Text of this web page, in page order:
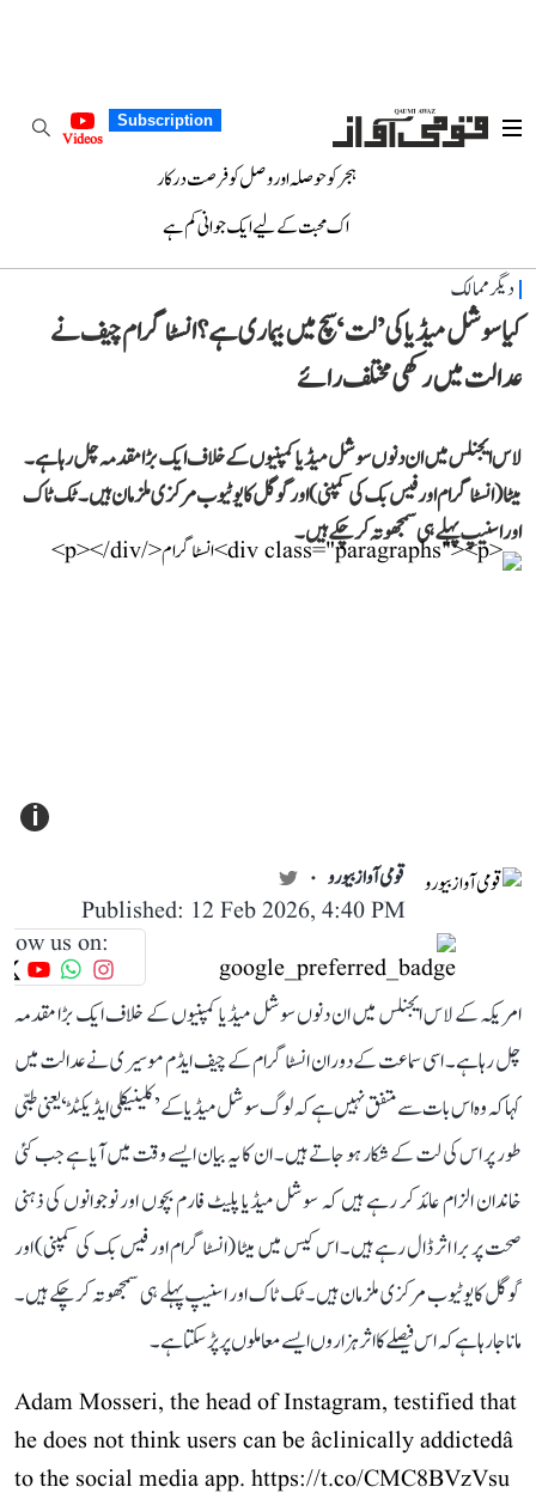
Subscription
Videos
ہجر کو حوصلہ اور وصل کو فرصت درکار
اک محبت کے لیے ایک جوانی کم ہے
دیگر ممالک
کیا سوشل میڈیا کی ’لت‘ سچ میں بیماری ہے؟ انسٹاگرام چیف نے
عدالت میں رکھی مختلف رائے
لاس ایجنلس میں ان دنوں سوشل میڈیا کمپنیوں کے خلاف ایک بڑا مقدمہ چل رہا ہے۔
میٹا (انسٹاگرام اور فیس بک کی کمپنی) اور گوگل کا یوٹیوب مرکزی ملزمان ہیں۔ ٹک ٹاک
اور اسنیپ پہلے ہی سمجھوتہ کر چکے ہیں۔
i
قومی آواز بیورو
Published: 12 Feb 2026, 4:40 PM
us on:
امریکہ کے لاس ایجنلس میں ان دنوں سوشل میڈیا کمپنیوں کے خلاف ایک بڑا مقدمہ
چل رہا ہے۔ اسی سماعت کے دوران انسٹاگرام کے چیف ایڈم موسیری نے عدالت میں
کہا کہ وہ اس بات سے متفق نہیں ہے کہ لوگ سوشل میڈیا کے ’کلینیکلی ایڈیکٹڈ‘ یعنی طبی
طور پر اس کی لت کے شکار ہو جاتے ہیں۔ ان کا یہ بیان ایسے وقت میں آیا ہے جب کئی
خاندان الزام عائد کر رہے ہیں کہ سوشل میڈیا پلیٹ فارم بچوں اور نوجوانوں کی ذہنی
صحت پر برا اثر ڈال رہے ہیں۔ اس کیس میں میٹا (انسٹاگرام اور فیس بک کی کمپنی) اور
گوگل کا یوٹیوب مرکزی ملزمان ہیں۔ ٹک ٹاک اور اسنیپ پہلے ہی سمجھوتہ کر چکے ہیں۔
مانا جا رہا ہے کہ اس فیصلے کا اثر ہزاروں ایسے معاملوں پر پڑ سکتا ہے۔
Adam Mosseri, the head of Instagram, testified that
he does not think users can be âclinically addictedâ
to the social media app. https://t.co/CMC8BVzVsu